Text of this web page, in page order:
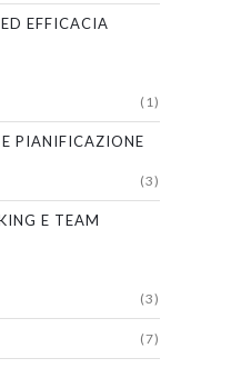
EFFICACIA
(1)
PIANIFICAZIONE
(3)
E TEAM
(3)
(7)